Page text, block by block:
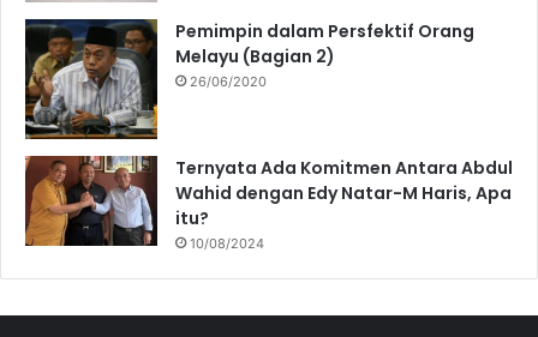
Pemimpin dalam Persfektif Orang
Melayu (Bagian 2)
26/06/2020
Ternyata Ada Komitmen Antara Abdul
Wahid dengan Edy Natar-M Haris, Apa
itu?
10/08/2024